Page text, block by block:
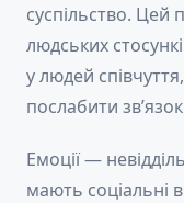
суспільство. Цей
людських
у людей
послабити
Емоції —
мають соціальні